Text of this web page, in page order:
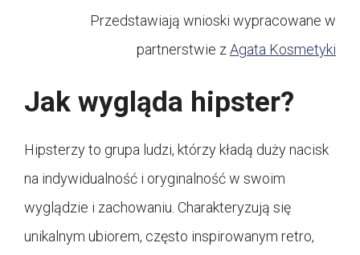
Przedstawiają wnioski wypracowane w
partnerstwie z Agata Kosmetyki
Jak wygląda hipster?
Hipsterzy to grupa ludzi, którzy kładą duży nacisk
na indywidualność i oryginalność w swoim
wyglądzie i zachowaniu. Charakteryzują się
unikalnym ubiorem, często inspirowanym retro,